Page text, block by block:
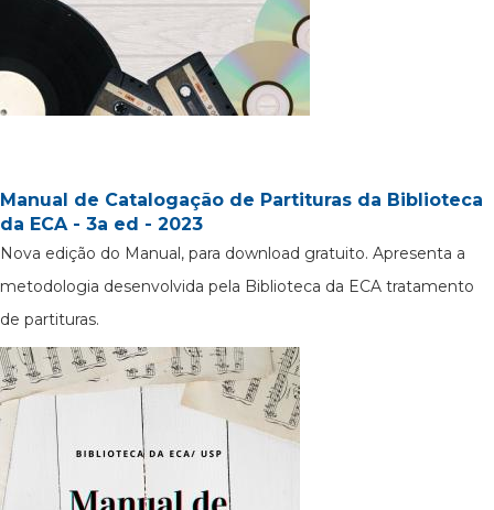
Manual de Catalogação de Partituras da Biblioteca
da ECA - 3a ed - 2023
Nova edição do Manual, para download gratuito. Apresenta a
metodologia desenvolvida pela Biblioteca da ECA tratamento
de partituras.